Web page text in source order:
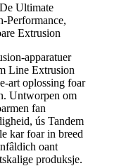
Ultimate
Performance,
Extrusion
apparatuer
Line Extrusion
art oplossing foar
Untworpen om
fan
ús Tandem
kar foar in breed
oant
produksje.